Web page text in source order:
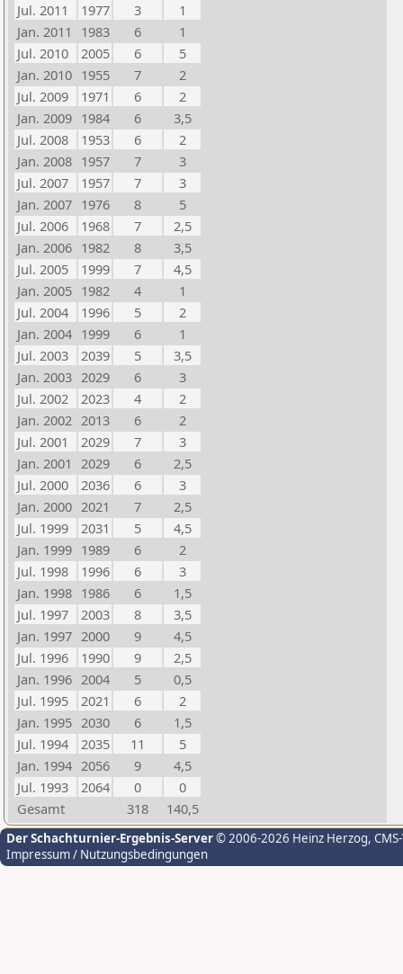
Jul. 2011
1977 3
1
Jan. 2011
1983 6
1
Jul. 2010
2005 6
5
Jan. 2010 1955 7
2
Jul. 2009
1971 6
2
Jan. 2009 1984 6
3,5
Jul. 2008
1953 6
2
Jan. 2008 1957 7
3
Jul. 2007
1957 7
3
Jan. 2007 1976 8
5
Jul. 2006
1968 7
2,5
Jan. 2006 1982 8
3,5
Jul. 2005
1999 7
4,5
Jan. 2005 1982 4
1
Jul. 2004
1996 5
2
Jan. 2004 1999 6
1
Jul. 2003
2039 5
3,5
Jan. 2003 2029 6
3
Jul. 2002
2023 4
2
Jan. 2002 2013 6
2
Jul. 2001
2029 7
3
Jan. 2001 2029 6
2,5
Jul. 2000
2036 6
3
Jan. 2000 2021 7
2,5
Jul. 1999
2031 5
4,5
Jan. 1999 1989 6
2
Jul. 1998
1996 6
3
Jan. 1998 1986 6
1,5
Jul. 1997
2003 8
3,5
Jan. 1997 2000 9
4,5
Jul. 1996
1990 9
2,5
Jan. 1996 2004 5
0,5
Jul. 1995
2021 6
2
Jan. 1995 2030 6
1,5
Jul. 1994
2035 11
5
Jan. 1994 2056 9
4,5
Jul. 1993
2064 0
0
Gesamt
318 140,5
Der Schachturnier-Ergebnis-Server© 2006-2026 Heinz Herzog,
Impressum / Nutzungsbedingungen